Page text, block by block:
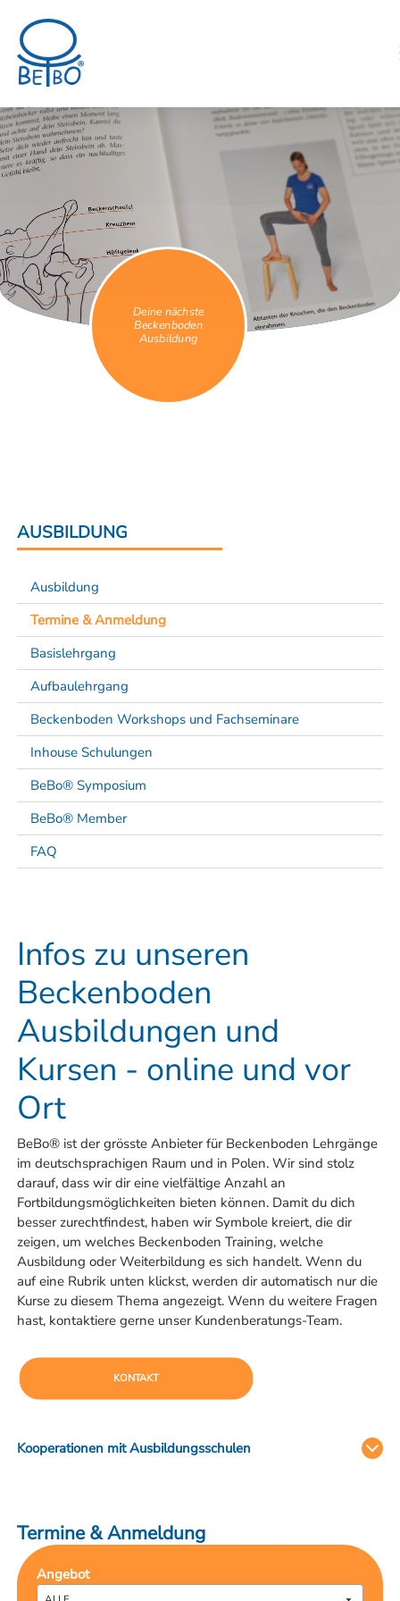
Deine nächste
Beckenboden
Ausbildung
AUSBILDUNG
Ausbildung
Termine & Anmeldung
Basislehrgang
Aufbaulehrgang
Beckenboden Workshops und Fachseminare
Inhouse Schulungen
BeBo® Symposium
BeBo® Member
FAQ
Infos zu unseren
Beckenboden
Ausbildungen und
Kursen - online und vor
Ort
BeBo® ist der grösste Anbieter für Beckenboden Lehrgänge
im deutschsprachigen Raum und in Polen. Wir sind stolz
darauf, dass wir dir eine vielfältige Anzahl an
Fortbildungsmöglichkeiten bieten können. Damit du dich
besser zurechtfindest, haben wir Symbole kreiert, die dir
zeigen, um welches Beckenboden Training, welche
Ausbildung oder Weiterbildung es sich handelt. Wenn du
auf eine Rubrik unten klickst, werden dir automatisch nur die
Kurse zu diesem Thema angezeigt. Wenn du weitere Fragen
hast, kontaktiere gerne unser Kundenberatungs-Team.
KONTAKT
Kooperationen mit Ausbildungsschulen
Wir bieten in Kooperation mit CareStudy den
Basislehrgang zur/zum zert.
BeckenbodenFachfrau/Fachmann (als Kompaktwoche) an.
Beckenboden Ausbildung in Bad Zurzach
Termine & Anmeldung
Angebot